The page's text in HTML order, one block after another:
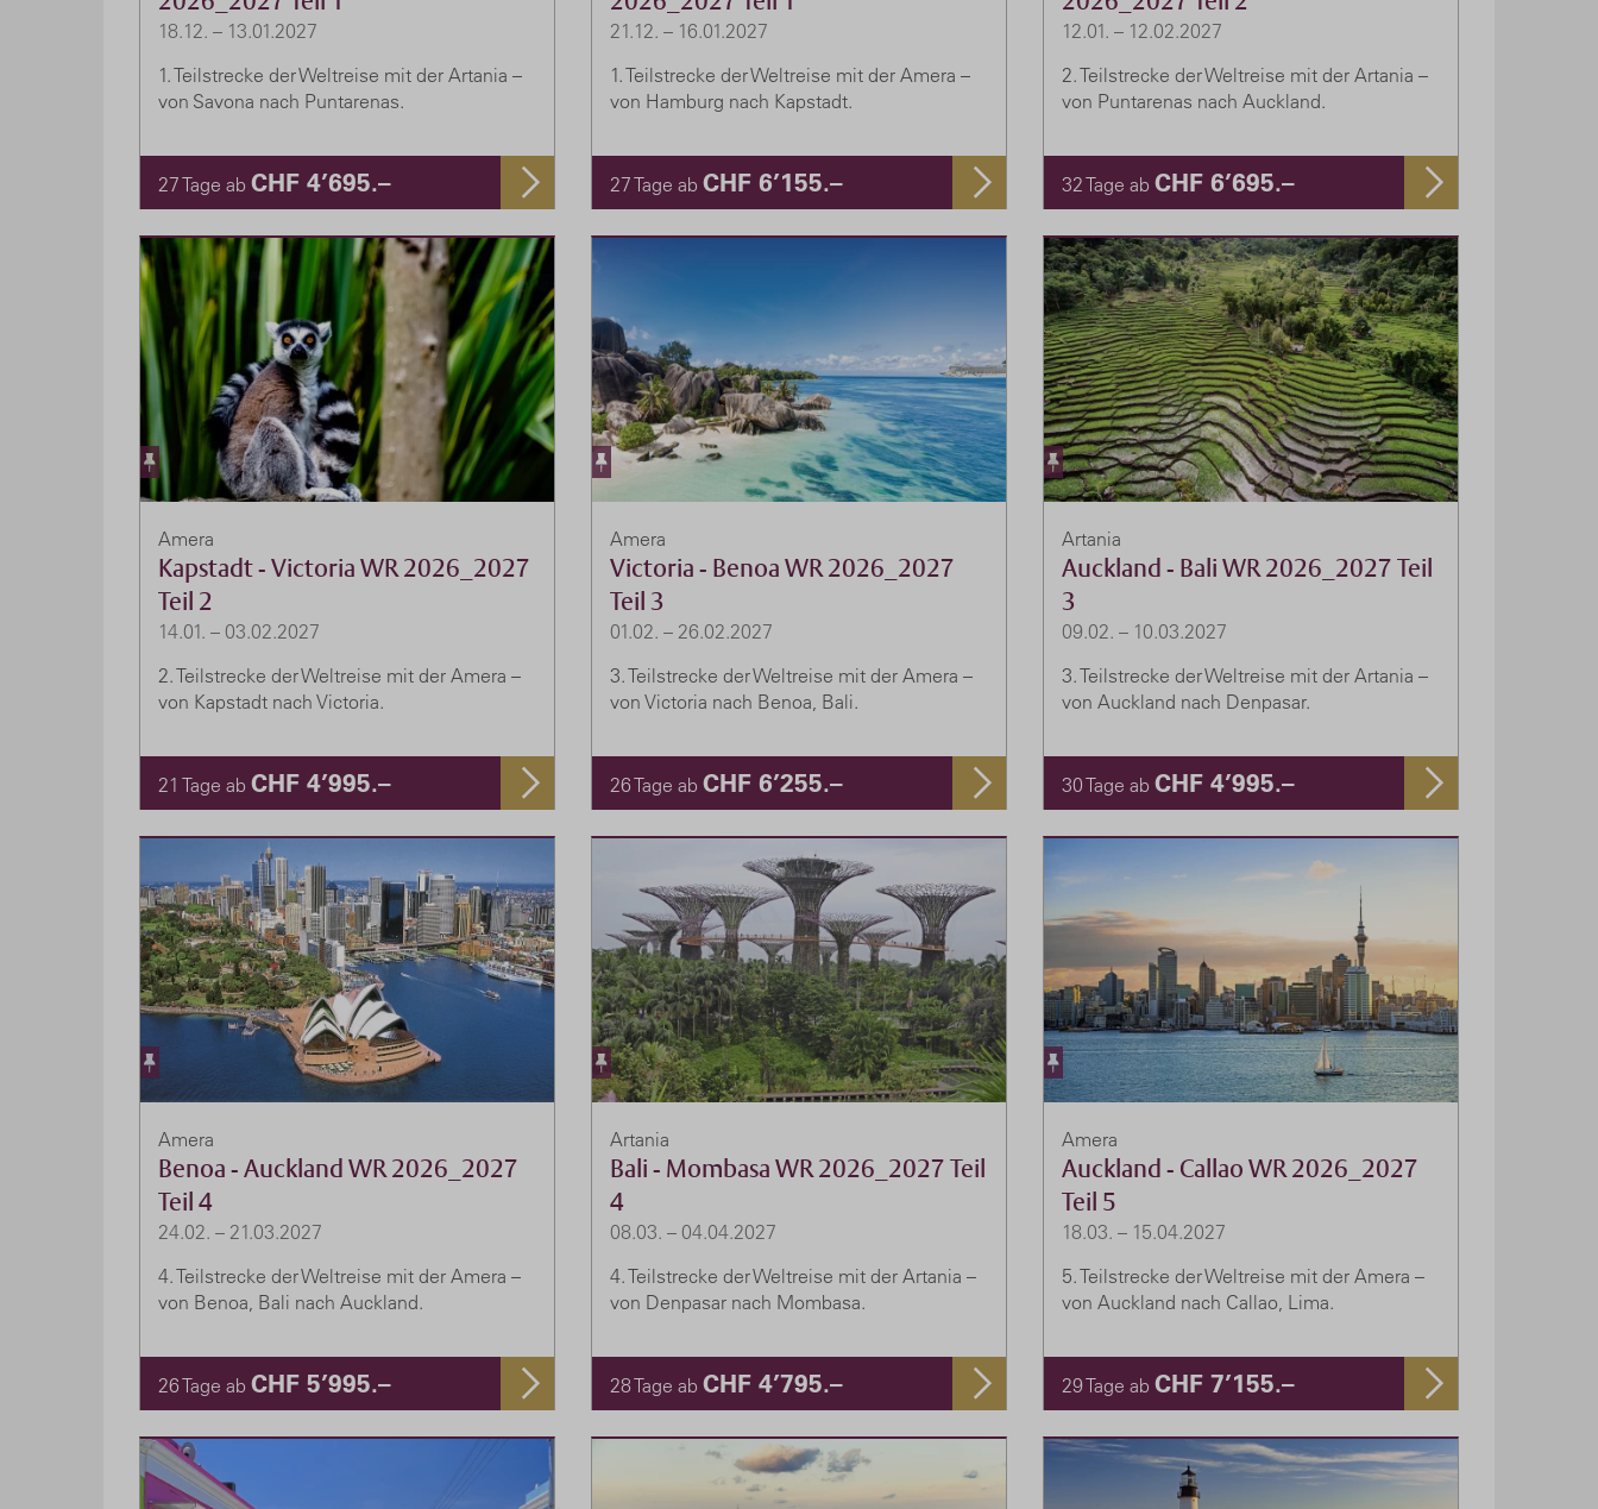
18.12. – 13.01.2027
1. Teilstrecke der Weltreise mit der Artania –
von Savona nach Puntarenas.
27 Tage ab CHF 4’695.–
21.12. – 16.01.2027
1. Teilstrecke der Weltreise mit der Amera –
von Hamburg nach Kapstadt.
27 Tage ab CHF 6’155.–
12.01. – 12.02.2027
2. Teilstrecke der Weltreise mit der Artania –
von Puntarenas nach Auckland.
32 Tage ab CHF 6’695.–
Amera
Kapstadt - Victoria WR 2026_2027
Teil 2
14.01. – 03.02.2027
2. Teilstrecke der Weltreise mit der Amera –
von Kapstadt nach Victoria.
21 Tage ab CHF 4’995.–
Amera
Victoria - Benoa WR 2026_2027
Teil 3
01.02. – 26.02.2027
3. Teilstrecke der Weltreise mit der Amera –
von Victoria nach Benoa, Bali.
26 Tage ab CHF 6’255.–
Artania
Auckland - Bali WR 2026_2027 Teil
3
09.02. – 10.03.2027
3. Teilstrecke der Weltreise mit der Artania –
von Auckland nach Denpasar.
30 Tage ab CHF 4’995.–
Amera
Benoa - Auckland WR 2026_2027
Teil 4
24.02. – 21.03.2027
4. Teilstrecke der Weltreise mit der Amera –
von Benoa, Bali nach Auckland.
26 Tage ab CHF 5’995.–
Artania
Bali - Mombasa WR 2026_2027 Teil
4
08.03. – 04.04.2027
4. Teilstrecke der Weltreise mit der Artania –
von Denpasar nach Mombasa.
28 Tage ab CHF 4’795.–
Amera
Auckland - Callao WR 2026_2027
Teil 5
18.03. – 15.04.2027
5. Teilstrecke der Weltreise mit der Amera –
von Auckland nach Callao, Lima.
29 Tage ab CHF 7’155.–